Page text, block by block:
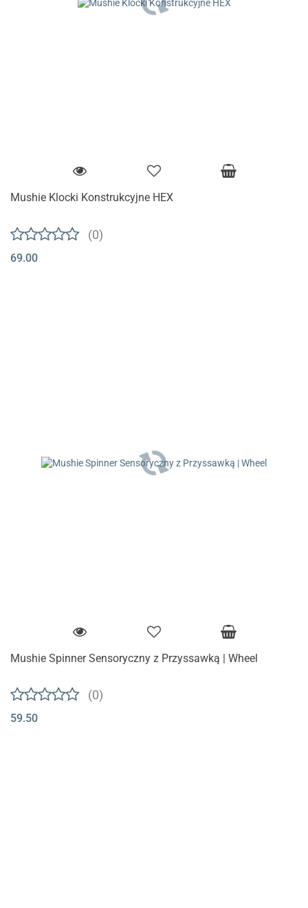
Mushie Klocki Konstrukcyjne HEX
(0)
69.00
Mushie Spinner Sensoryczny z Przyssawką | Wheel
(0)
59.50